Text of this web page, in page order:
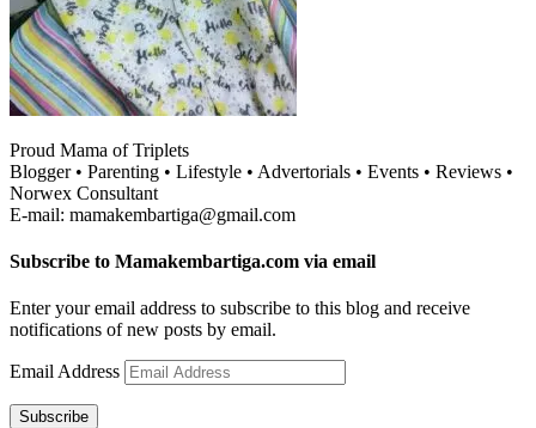
Proud Mama of Triplets
Blogger • Parenting • Lifestyle • Advertorials • Events • Reviews •
Norwex Consultant
E-mail: mamakembartiga@gmail.com
Subscribe to Mamakembartiga.com via email
Enter your email address to subscribe to this blog and receive
notifications of new posts by email.
Email Address
Subscribe